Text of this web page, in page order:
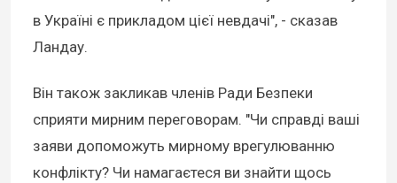
в Україні є прикладом цієї невдачі", - сказав
Ландау.
Він також закликав членів Ради Безпеки
сприяти мирним переговорам. "Чи справді ваші
заяви допоможуть мирному врегулюванню
конфлікту? Чи намагаєтеся ви знайти щось